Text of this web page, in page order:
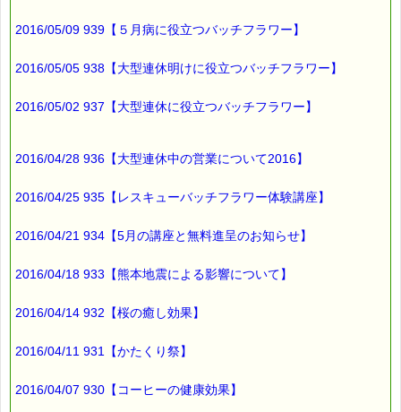
2016/05/09 939【５月病に役立つバッチフラワー】
2016/05/05 938【大型連休明けに役立つバッチフラワー】
2016/05/02 937【大型連休に役立つバッチフラワー】
2016/04/28 936【大型連休中の営業について2016】
2016/04/25 935【レスキューバッチフラワー体験講座】
2016/04/21 934【5月の講座と無料進呈のお知らせ】
2016/04/18 933【熊本地震による影響について】
2016/04/14 932【桜の癒し効果】
2016/04/11 931【かたくり祭】
2016/04/07 930【コーヒーの健康効果】